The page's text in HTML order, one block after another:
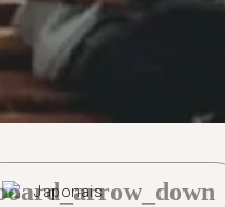
Japonais